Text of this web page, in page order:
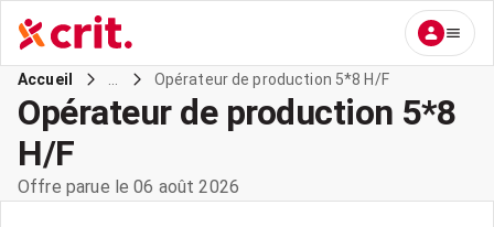
Accueil Opérateur de production 5*8 H/F
Opérateur de production 5*8
H/F
Offre parue le 06 août 2026